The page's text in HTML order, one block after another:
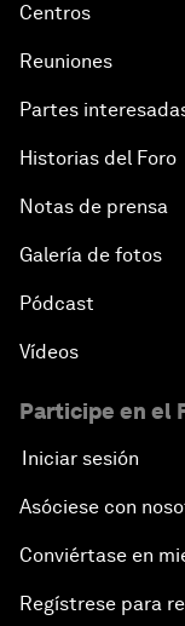
Centros
Reuniones
Partes
Historias del Foro
Notas de prensa
Galería de fotos
Pódcast
Vídeos
Participe en el
Iniciar sesión
Asóciese con
Conviértase en
Regístrese para